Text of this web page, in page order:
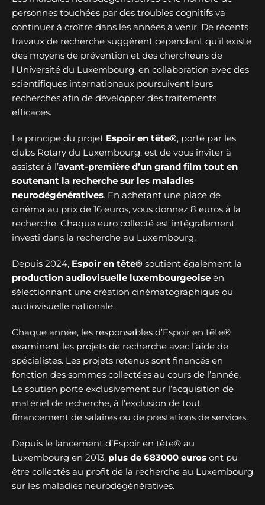
personnes touchées par des troubles cognitifs va
continuer à croître dans les années à venir. De récents
travaux de recherche suggèrent cependant qu’il existe
des moyens de prévention et des chercheurs de
l'Université du Luxembourg, en collaboration avec des
scientifiques internationaux poursuivent leurs
recherches afin de développer des traitements
efficaces.
Le principe du projet Espoir en tête®, porté par les
clubs Rotary du Luxembourg, est de vous inviter à
assister à l’avant-première d’un grand film tout en
soutenant la recherche sur les maladies
neurodégénératives. En achetant une place de
cinéma au prix de 16 euros, vous donnez 8 euros à la
recherche. Chaque euro collecté est intégralement
investi dans la recherche au Luxembourg.
Depuis 2024, Espoir en tête® soutient également la
production audiovisuelle luxembourgeoise en
sélectionnant une création cinématographique ou
audiovisuelle nationale.
Chaque année, les responsables d’Espoir en tête®
examinent les projets de recherche avec l’aide de
spécialistes. Les projets retenus sont financés en
fonction des sommes collectées au cours de l’année.
Le soutien porte exclusivement sur l’acquisition de
matériel de recherche, à l’exclusion de tout
financement de salaires ou de prestations de services.
Depuis le lancement d’Espoir en tête® au
Luxembourg en 2013, plus de 683000 euros ont pu
être collectés au profit de la recherche au Luxembourg
sur les maladies neurodégénératives.